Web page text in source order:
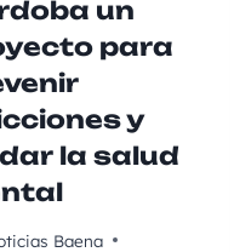
un
para
y
la salud
Baena